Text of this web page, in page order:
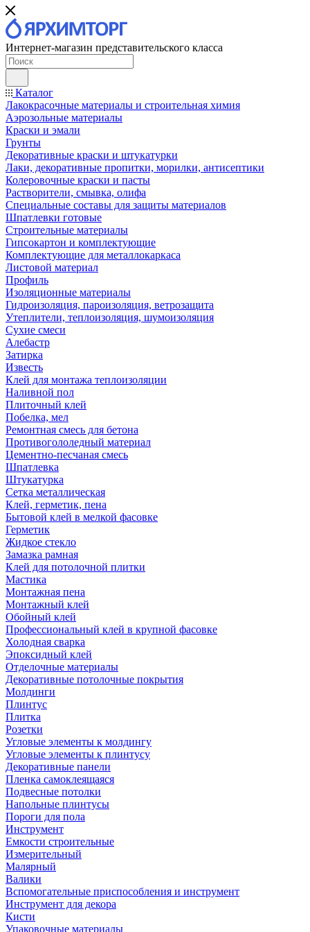
Интернет-магазин представительского класса
Каталог
Лакокрасочные материалы и строительная химия
Аэрозольные материалы
Краски и эмали
Грунты
Декоративные краски и штукатурки
Лаки, декоративные пропитки, морилки, антисептики
Колеровочные краски и пасты
Растворители, смывка, олифа
Специальные составы для защиты материалов
Шпатлевки готовые
Строительные материалы
Гипсокартон и комплектующие
Комплектующие для металлокаркаса
Листовой материал
Профиль
Изоляционные материалы
Гидроизоляция, пароизоляция, ветрозащита
Утеплители, теплоизоляция, шумоизоляция
Сухие смеси
Алебастр
Затирка
Известь
Клей для монтажа теплоизоляции
Наливной пол
Плиточный клей
Побелка, мел
Ремонтная смесь для бетона
Противогололедный материал
Цементно-песчаная смесь
Шпатлевка
Штукатурка
Сетка металлическая
Клей, герметик, пена
Бытовой клей в мелкой фасовке
Герметик
Жидкое стекло
Замазка рамная
Клей для потолочной плитки
Мастика
Монтажная пена
Монтажный клей
Обойный клей
Профессиональный клей в крупной фасовке
Холодная сварка
Эпоксидный клей
Отделочные материалы
Декоративные потолочные покрытия
Молдинги
Плинтус
Плитка
Розетки
Угловые элементы к молдингу
Угловые элементы к плинтусу
Декоративные панели
Пленка самоклеящаяся
Подвесные потолки
Напольные плинтусы
Пороги для пола
Инструмент
Емкости строительные
Измерительный
Малярный
Валики
Вспомогательные приспособления и инструмент
Инструмент для декора
Кисти
Упаковочные материалы